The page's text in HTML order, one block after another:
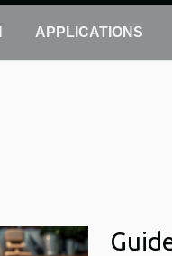
APPLICATIONS